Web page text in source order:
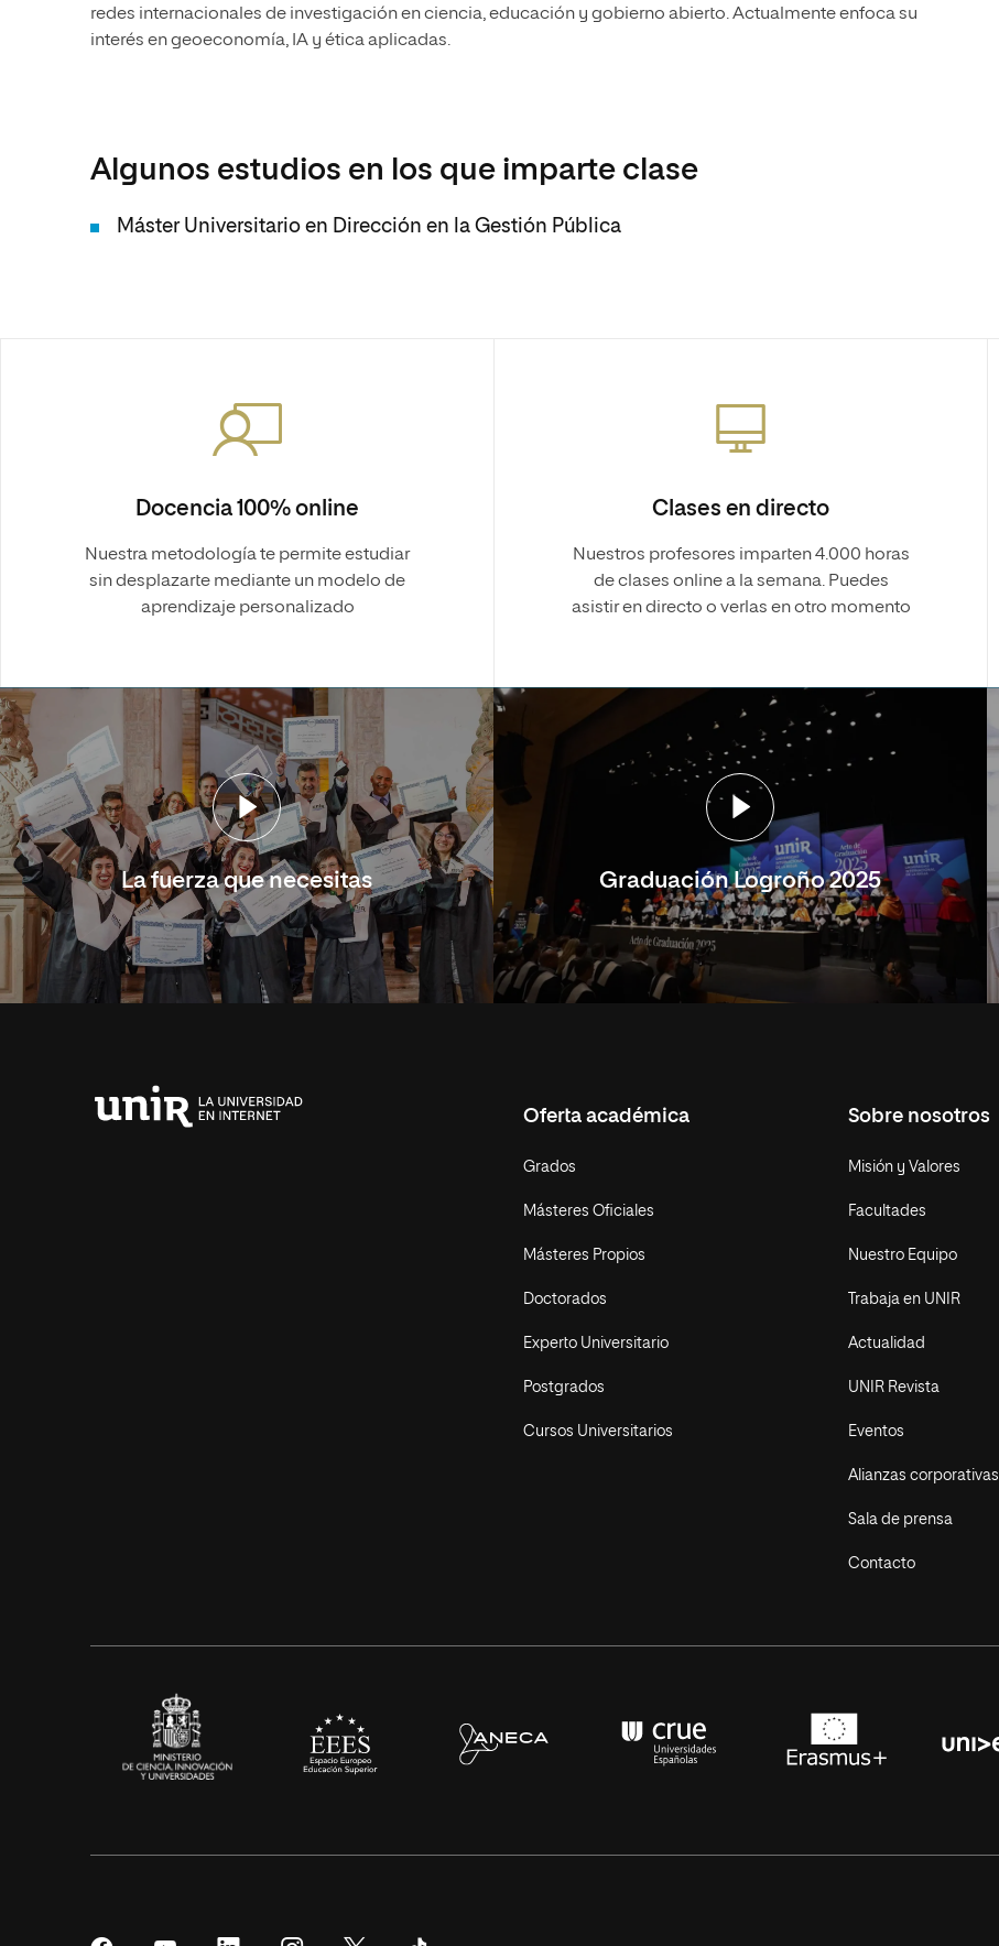
redes internacionales de investigación en ciencia, educación y gobierno abierto. Actualmente enfoca su
interés en geoeconomía, IA y ética aplicadas.
Algunos estudios en los que imparte clase
Máster Universitario en Dirección en la Gestión Pública
Docencia 100% online
Nuestra metodología te permite estudiar
sin desplazarte mediante un modelo de
aprendizaje personalizado
Clases en directo
Nuestros profesores imparten 4.000 horas
de clases online a la semana. Puedes
asistir en directo o verlas en otro momento
La fuerza que necesitas Graduación Logroño 2025
Oferta académica
Grados
Másteres Oficiales
Másteres Propios
Doctorados
Experto Universitario
Postgrados
Cursos Universitarios
Sobre nosotros
Misión y Valores
Facultades
Nuestro Equipo
Trabaja en UNIR
Actualidad
UNIR Revista
Eventos
Alianzas corporativas
Sala de prensa
Contacto